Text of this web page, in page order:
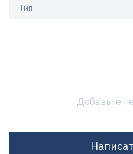
Тип
Добавьте